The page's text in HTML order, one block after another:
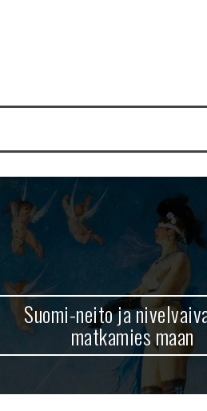
Suomi-neito ja
matkamies maan